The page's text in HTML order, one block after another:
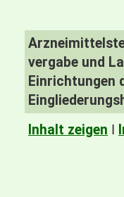
vergabe und
Einrichtungen
Inhalt zeigen I